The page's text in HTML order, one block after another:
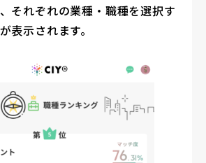
それぞれの業種・職種を選択す
表示されます。